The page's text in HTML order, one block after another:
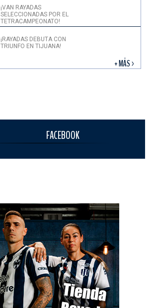
¡VAN RAYADAS
SELECCIONADAS POR EL
TETRACAMPEONATO!
¡RAYADAS DEBUTA CON
TRIUNFO EN TIJUANA!
+ MÁS >
FACEBOOK